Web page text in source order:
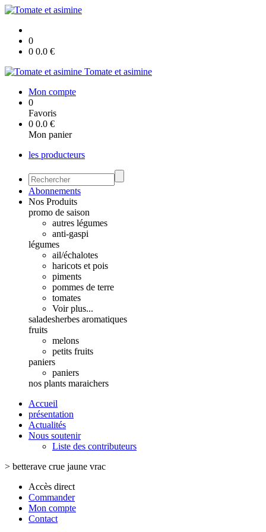
0
0 0.0 €
Tomate et asimine
Mon compte
0
Favoris
0 0.0 €
Mon panier
les producteurs
Abonnements
Nos Produits
promo de saison
autres légumes
anti-gaspi
légumes
ail/échalotes
haricots et pois
piments
pommes de terre
tomates
Voir plus...
saladesherbes aromatiques
fruits
melons
petits fruits
paniers
paniers
nos plants maraichers
Accueil
présentation
Actualités
Nous soutenir
Liste des contributeurs
> betterave crue jaune vrac
Accès direct
Commander
Mon compte
Contact